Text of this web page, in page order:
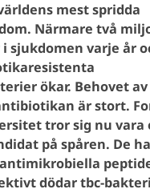
mest spridda
Närmare två
sjukdomen varje år
ökar. Behovet av
är stort.
tror sig nu vara
på spåren. De
dödar tbc-